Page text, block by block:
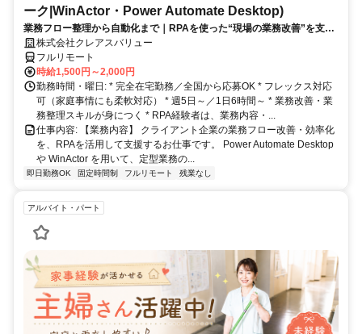
ーク|WinActor・Power Automate Desktop)
業務フロー整理から自動化まで｜RPAを使った“現場の業務改善”を支え
る在宅ワーク｜週5日・1日6時間～
株式会社クレアスバリュー
フルリモート
時給1,500円～2,000円
勤務時間・曜日: * 完全在宅勤務／全国から応募OK * フレックス対応
可（家庭事情にも柔軟対応） * 週5日～／1日6時間～ * 業務改善・業
務整理スキルが身につく * RPA経験者は、業務内容・...
仕事内容: 【業務内容】 クライアント企業の業務フロー改善・効率化
を、RPAを活用して支援するお仕事です。 Power Automate Desktop
や WinActor を用いて、定型業務の...
即日勤務OK 固定時間制 フルリモート 残業なし
アルバイト・パート